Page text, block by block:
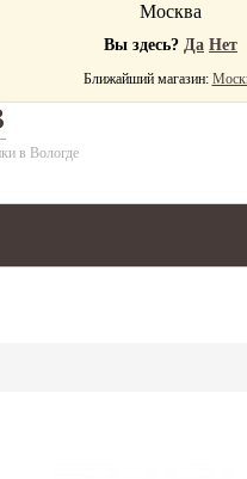
в Вологде
Москва
Вы здесь? Да Нет
Ближайший магазин: